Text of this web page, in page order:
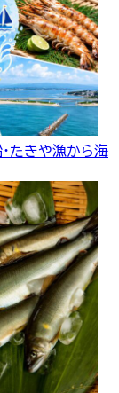
たきや漁から海